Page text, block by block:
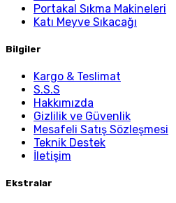
Portakal Sıkma Makineleri
Katı Meyve Sıkacağı
Bilgiler
Kargo & Teslimat
S.S.S
Hakkımızda
Gizlilik ve Güvenlik
Mesafeli Satış Sözleşmesi
Teknik Destek
İletişim
Ekstralar